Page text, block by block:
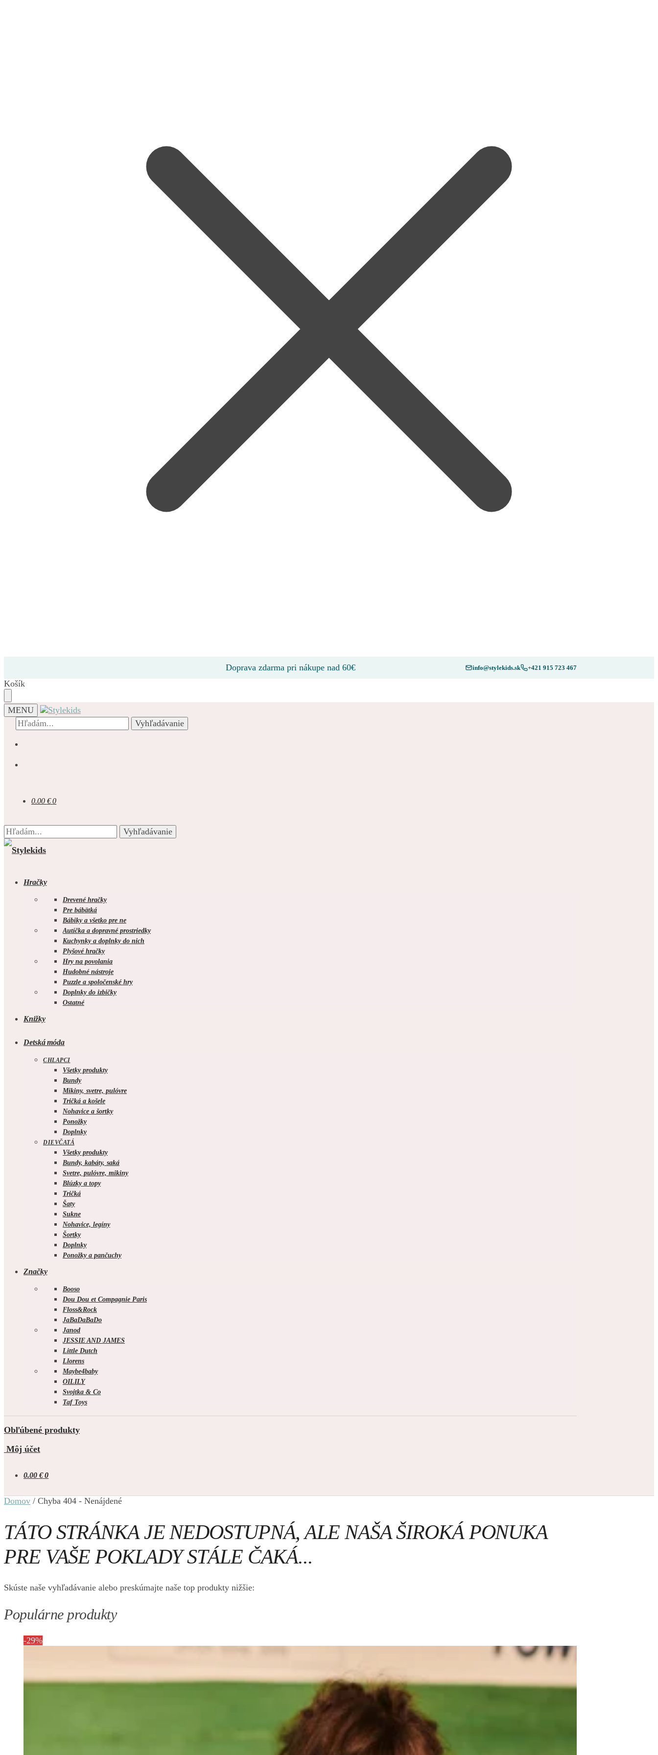
navigáciu
obsah
Košík
MENU
Hľadať:
Vyhľadávanie
0.00 € 0
Hľadať: Vyhľadávanie
Hračky
Drevené hračky
Pre bábätká
Bábiky a všetko pre ne
Autíčka a dopravné prostriedky
Kuchynky a doplnky do nich
Plyšové hračky
Hry na povolania
Hudobné nástroje
Puzzle a spoločenské hry
Doplnky do izbičky
Ostatné
Knižky
Detská móda
CHLAPCI
Všetky produkty
Bundy
Mikiny, svetre, pulóvre
Tričká a košele
Nohavice a šortky
Ponožky
Doplnky
DIEVČATÁ
Všetky produkty
Bundy, kabáty, saká
Svetre, pulóvre, mikiny
Blúzky a topy
Tričká
Šaty
Sukne
Nohavice, legíny
Šortky
Doplnky
Ponožky a pančuchy
Značky
Booso
Dou Dou et Compagnie Paris
Floss&Rock
JaBaDaBaDo
Janod
JESSIE AND JAMES
Little Dutch
Llorens
Maybe4baby
OILILY
Svojtka & Co
Taf Toys
Obľúbené produkty
Môj účet
0.00 € 0
Doprava zdarma pri nákupe nad 60€ info@stylekids.sk +421 915 723 467
Domov / Chyba 404 - Nenájdené
TÁTO STRÁNKA JE NEDOSTUPNÁ, ALE NAŠA ŠIROKÁ PONUKA
PRE VAŠE POKLADY STÁLE ČAKÁ...
Skúste naše vyhľadávanie alebo preskúmajte naše top produkty nižšie:
Populárne produkty
-29%